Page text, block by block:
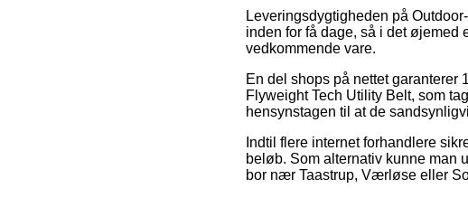
Leveringsdygtigheden på
inden for få dage, så i det øjemed
vedkommende vare.
En del shops på nettet
Flyweight Tech Utility Belt, som
hensynstagen til at de
Indtil flere internet forhandlere
beløb. Som alternativ kunne man
bor nær Taastrup, Værløse eller